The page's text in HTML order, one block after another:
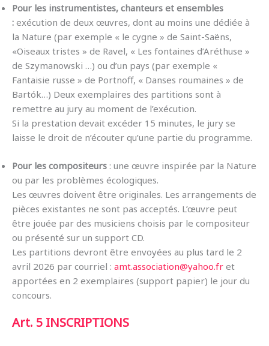
Pour les instrumentistes, chanteurs et ensembles
: exécution de deux œuvres, dont au moins une dédiée à
la Nature (par exemple « le cygne » de Saint-Saëns,
«Oiseaux tristes » de Ravel, « Les fontaines d’Aréthuse »
de Szymanowski …) ou d’un pays (par exemple «
Fantaisie russe » de Portnoff, « Danses roumaines » de
Bartók…) Deux exemplaires des partitions sont à
remettre au jury au moment de l’exécution.
Si la prestation devait excéder 15 minutes, le jury se
laisse le droit de n’écouter qu’une partie du programme.
Pour les compositeurs : une œuvre inspirée par la Nature
ou par les problèmes écologiques.
Les œuvres doivent être originales. Les arrangements de
pièces existantes ne sont pas acceptés. L’œuvre peut
être jouée par des musiciens choisis par le compositeur
ou présenté sur un support CD.
Les partitions devront être envoyées au plus tard le 2
avril 2026 par courriel : amt.association@yahoo.fr et
apportées en 2 exemplaires (support papier) le jour du
concours.
Art. 5 INSCRIPTIONS